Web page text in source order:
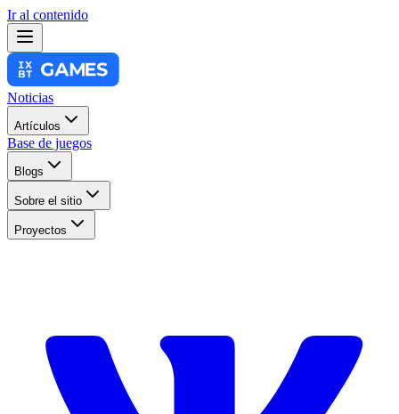
Ir al contenido
Noticias
Artículos
Base de juegos
Blogs
Sobre el sitio
Proyectos